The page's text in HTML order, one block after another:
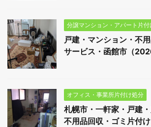
分譲マンション・アパート片付
戸建・マンション・不
サービス・函館市（
オフィス・事業所片付け処分
札幌市・一軒家・戸建
不用品回収・ゴミ片付